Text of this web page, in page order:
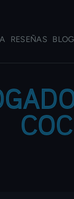
RESEÑAS BLOG